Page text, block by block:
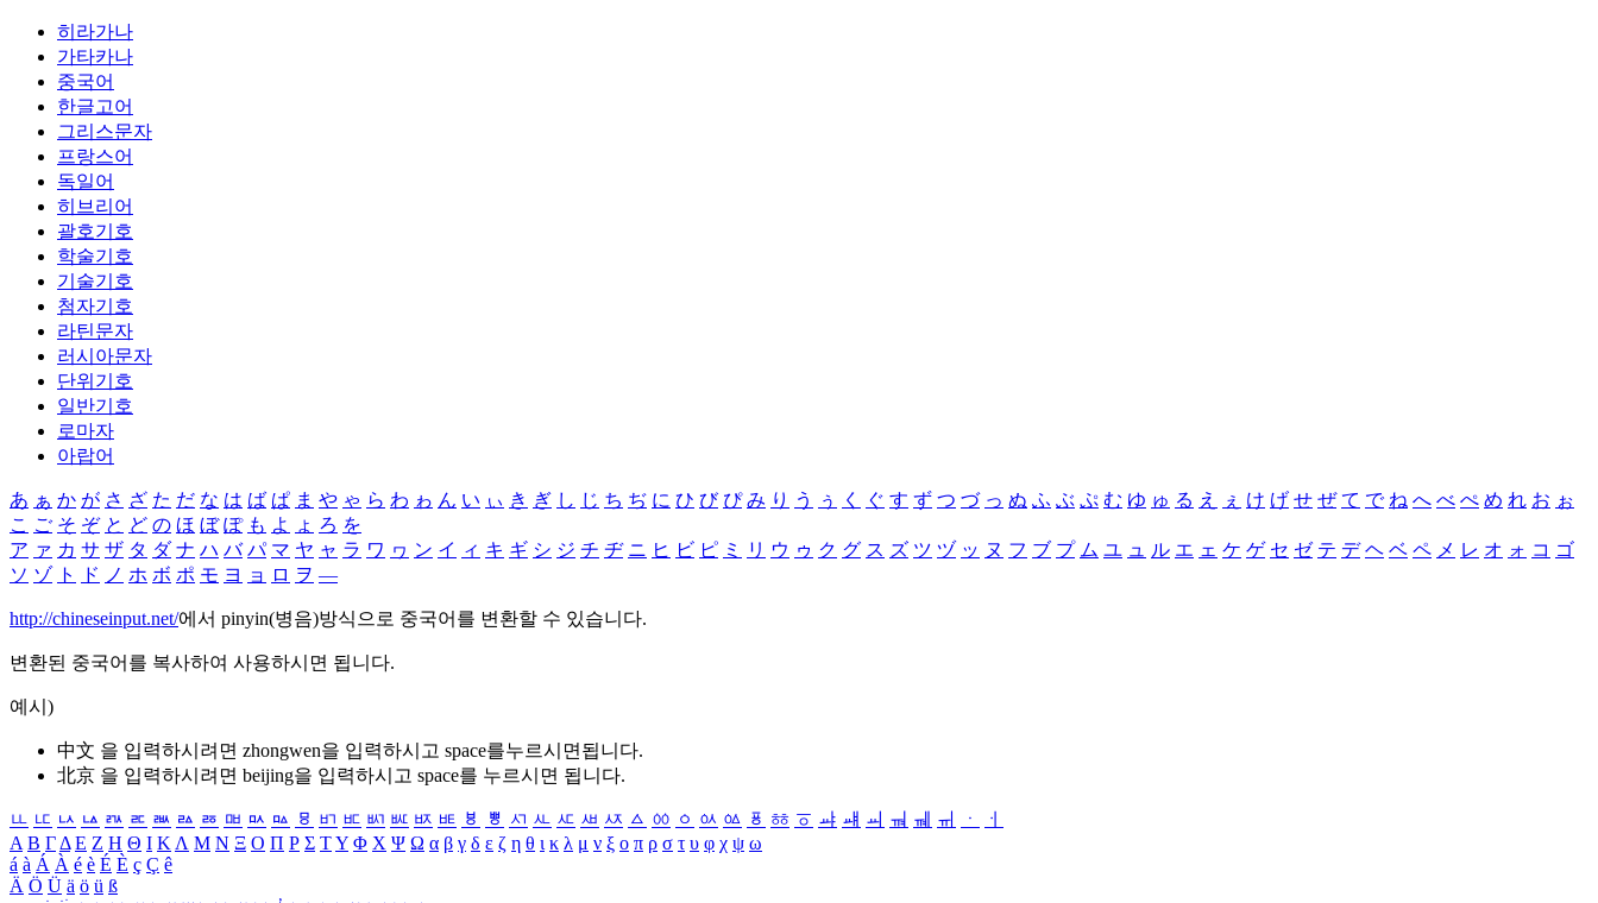
히라가나
가타카나
중국어
한글고어
그리스문자
프랑스어
독일어
히브리어
괄호기호
학술기호
기술기호
첨자기호
라틴문자
러시아문자
단위기호
일반기호
로마자
아랍어
あ ぁ か が さ ざ た だ な は ば ぱ ま や ゃ ら わ ゎ ん い ぃ き ぎ し じ ち ぢ に ひ び ぴ み り う ぅ く ぐ す ず つ づ っ ぬ ふ ぶ ぷ む ゆ ゅ る え ぇ け げ せ ぜ て で ね へ べ ぺ め れ お ぉ
こ ご そ ぞ と ど の ほ ぼ ぽ も よ ょ ろ を
ア ァ カ サ ザ タ ダ ナ ハ バ パ マ ヤ ャ ラ ワ ヮ ン イ ィ キ ギ シ ジ チ ヂ ニ ヒ ビ ピ ミ リ ウ ゥ ク グ ス ズ ツ ヅ ッ ヌ フ ブ プ ム ユ ュ ル エ ェ ケ ゲ セ ゼ テ デ ヘ ベ ペ メ レ オ ォ コ ゴ
ソ ゾ ト ド ノ ホ ボ ポ モ ヨ ョ ロ ヲ ―
http://chineseinput.net/에서 pinyin(병음)방식으로 중국어를 변환할 수 있습니다.
변환된 중국어를 복사하여 사용하시면 됩니다.
예시)
中文 을 입력하시려면 zhongwen을 입력하시고 space를누르시면됩니다.
北京 을 입력하시려면 beijing을 입력하시고 space를 누르시면 됩니다.
ㅥ ㅦ ㅧ ㅨ ㅩ ㅪ ㅫ ㅬ ㅭ ㅮ ㅯ ㅰ ㅱ ㅲ ㅳ ㅴ ㅵ ㅶ ㅷ ㅸ ㅹ ㅺ ㅻ ㅼ ㅽ ㅾ ㅿ ㆀ ㆁ ㆂ ㆃ ㆄ ㆅ ㆆ ㆇ ㆈ ㆉ ㆊ ㆋ ㆌ ㆍ
ㆎ
Α Β ΓΔ Ε Ζ Η Θ Ι ΚΛ Μ Ν Ξ Ο Π Ρ Σ ΤΥ Φ Χ Ψ Ω α β γ δ ε ζ η θ ι κ λ μ ν ξ ο π ρ σ τ υ φ χ ψ ω
á à Á À é è É È ç Ç ê
Ä Ö Ü ä ö ü ß